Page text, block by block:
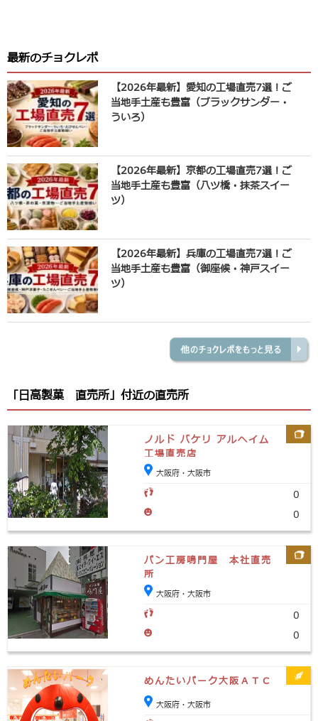
最新のチョクレポ
【2026年最新】愛知の工場直売7選！ご
当地手土産も豊富（ブラックサンダー・
ういろ）
【2026年最新】京都の工場直売7選！ご
当地手土産も豊富（八ツ橋・抹茶スイー
ツ）
【2026年最新】兵庫の工場直売7選！ご
当地手土産も豊富（御座候・神戸スイー
ツ）
「日高製菓 直売所」付近の直売所
ノルド バケリ アルヘイム
工場直売店
大阪府・大阪市
0
0
パン工房鳴門屋 本社直売
所
大阪府・大阪市
0
0
めんたいパーク大阪ＡＴＣ
大阪府・大阪市